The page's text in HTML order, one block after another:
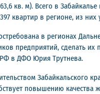
кв. м). Всего в
квартир в регионе, из
в регионах
предприятий, сделать
РФ в ДФО Юрия Трутнева.
Забайкальского
повышению